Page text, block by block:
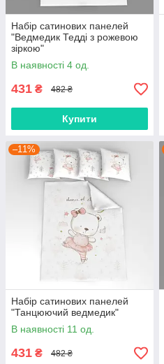
Набір сатинових панелей
"Ведмедик Тедді з рожевою
зіркою"
В наявності 4 од.
431 ₴ 482 ₴
Купити
–11%
Набір сатинових панелей
"Танцюючий ведмедик"
В наявності 11 од.
431 ₴ 482 ₴